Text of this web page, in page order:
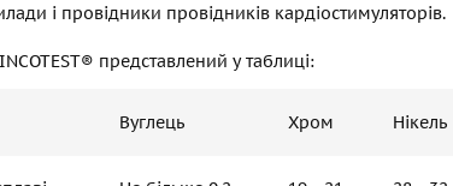
і провідники провідників кардіостимуляторів.
представлений у таблиці:
Вуглець Хром Нікель